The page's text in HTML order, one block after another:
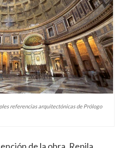
referencias arquitectónicas de Prólogo